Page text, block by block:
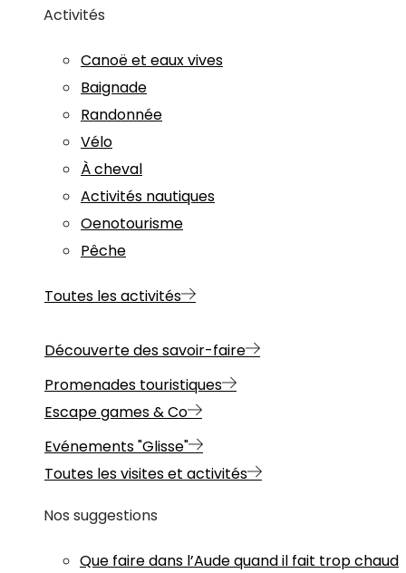
Activités
Canoë et eaux vives
Baignade
Randonnée
Vélo
À cheval
Activités nautiques
Oenotourisme
Pêche
Toutes les activités
Découverte des savoir-faire
Promenades touristiques
Escape games & Co
Evénements "Glisse"
Toutes les visites et activités
Nos suggestions
Que faire dans l’Aude quand il fait trop chaud